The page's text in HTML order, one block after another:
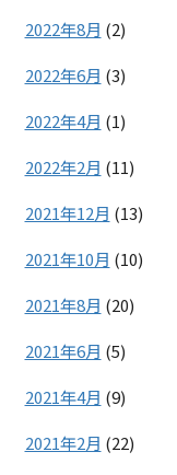
2022年8月 (2)
2022年6月 (3)
2022年4月 (1)
2022年2月 (11)
2021年12月 (13)
2021年10月 (10)
2021年8月 (20)
2021年6月 (5)
2021年4月 (9)
2021年2月 (22)